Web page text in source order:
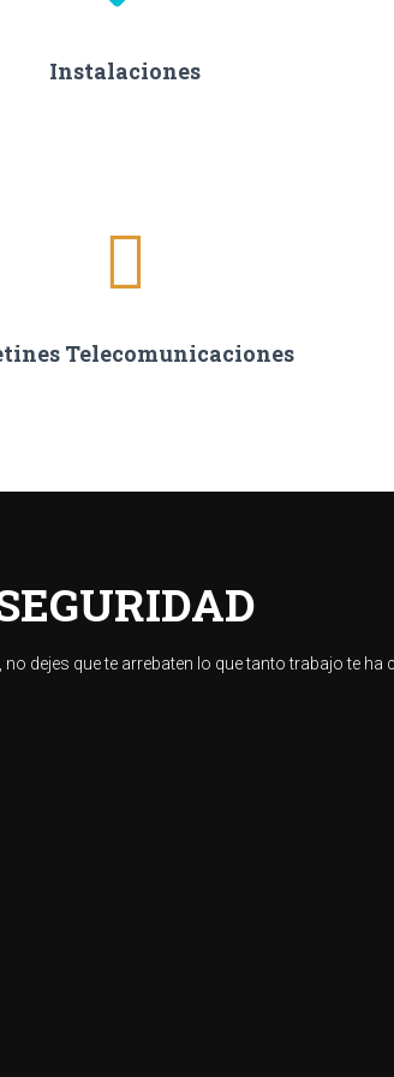
Instalaciones
Telecomunicaciones
dejes que te arrebaten lo que tanto trabajo te ha